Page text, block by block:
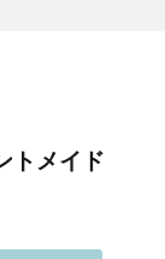
トメイド